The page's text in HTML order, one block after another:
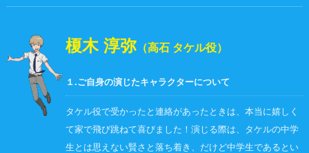
榎木 淳弥（高石 タケル役）
１.ご自身の演じたキャラクターについて
タケル役で受かったと連絡があったときは、本当に嬉しく
て家で飛び跳ねて喜びました！演じる際は、タケルの中学
生とは思えない賢さと落ち着き、だけど中学生であるとい